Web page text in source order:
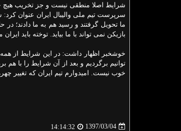
شرایط اصلا منطقی نیست و جز تخریب هیچ
سرپرست تیم ملی والیبال ایران عنوان كرد:
ما تحویل گرفتند و رسید هم به ما دادند؛
بازیكن نمی تواند با ما بیاید. توخته باید
خوشخبر اظهار داشت: در این شرایط از
توانیم برگردیم و بعد از آن شرایط را با هم
خوب نیست. امیدوارم تیم ایران كه تغییر
1397/03/04
14:14:32